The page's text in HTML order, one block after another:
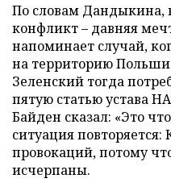
По словам Дандыкина,
конфликт – давняя
напоминает случай,
на территорию Польши
Зеленский тогда
пятую статью устава
Байден сказал: «Это
ситуация повторяется:
провокаций, потому
исчерпаны.